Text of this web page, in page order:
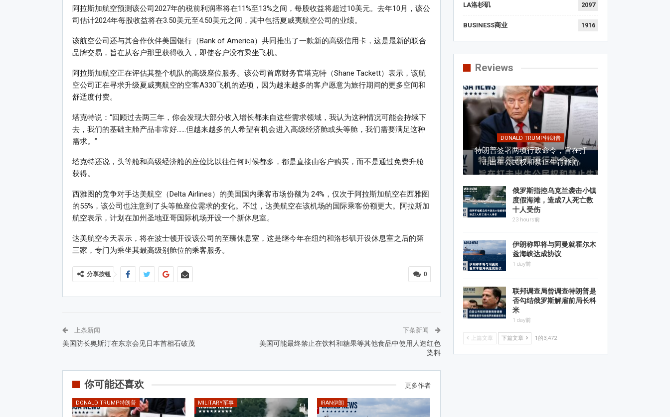
阿拉斯加航空预测该公司2027年的税前利润率将在11%至13%之间，每股收益将超过10美元。去年10月，该公
司估计2024年每股收益将在3.50美元至4.50美元之间，其中包括夏威夷航空公司的业绩。
该航空公司还与其合作伙伴美国银行（Bank of America）共同推出了一款新的高级信用卡，这是最新的联合
品牌交易，旨在从客户那里获得收入，即使客户没有乘坐飞机。
阿拉斯加航空正在评估其整个机队的高级座位服务。该公司首席财务官塔克特（Shane Tackett）表示，该航
空公司正在寻求升级夏威夷航空的空客A330飞机的选项，因为越来越多的客户愿意为旅行期间的更多空间和
舒适度付费。
塔克特说：“回顾过去两三年，你会发现大部分收入增长都来自这些需求领域，我认为这种情况可能会持续下
去，我们的基础主舱产品非常好……但越来越多的人希望有机会进入高级经济舱或头等舱，我们需要满足这种
需求。”
塔克特还说，头等舱和高级经济舱的座位比以往任何时候都多，都是直接由客户购买，而不是通过免费升舱
获得。
西雅图的竞争对手达美航空（Delta Airlines）的美国国内乘客市场份额为 24%，仅次于阿拉斯加航空在西雅图
的55%，该公司也注意到了头等舱座位需求的变化。不过，达美航空在该机场的国际乘客份额更大。阿拉斯加
航空表示，计划在加州圣地亚哥国际机场开设一个新休息室。
达美航空今天表示，将在波士顿开设该公司的至臻休息室，这是继今年在纽约和洛杉矶开设休息室之后的第
三家，专门为乘坐其最高级别舱位的乘客服务。
0
分享按钮
上条新闻
美国防长奥斯汀在东京会见日本首相石破茂
下条新闻
美国可能最终禁止在饮料和糖果等其他食品中使用人造红色
染料
你可能还喜欢 更多作者
DONALD TRUMP特朗普 MILITARY军事 IRAN伊朗
LA洛杉矶 2097
BUSINESS商业 1916
Reviews
DONALD TRUMP特朗普
特朗普签署两项行政命令，旨在打
击出生公民权和禁止生育旅游
俄罗斯指控乌克兰袭击小镇
度假海滩，造成7人死亡数
十人受伤
23 hours前
伊朗称即将与阿曼就霍尔木
兹海峡达成协议
1 day前
联邦调查局曾调查特朗普是
否勾结俄罗斯解雇前局长科
米
1 day前
上篇文章 下篇文章 1的3,472